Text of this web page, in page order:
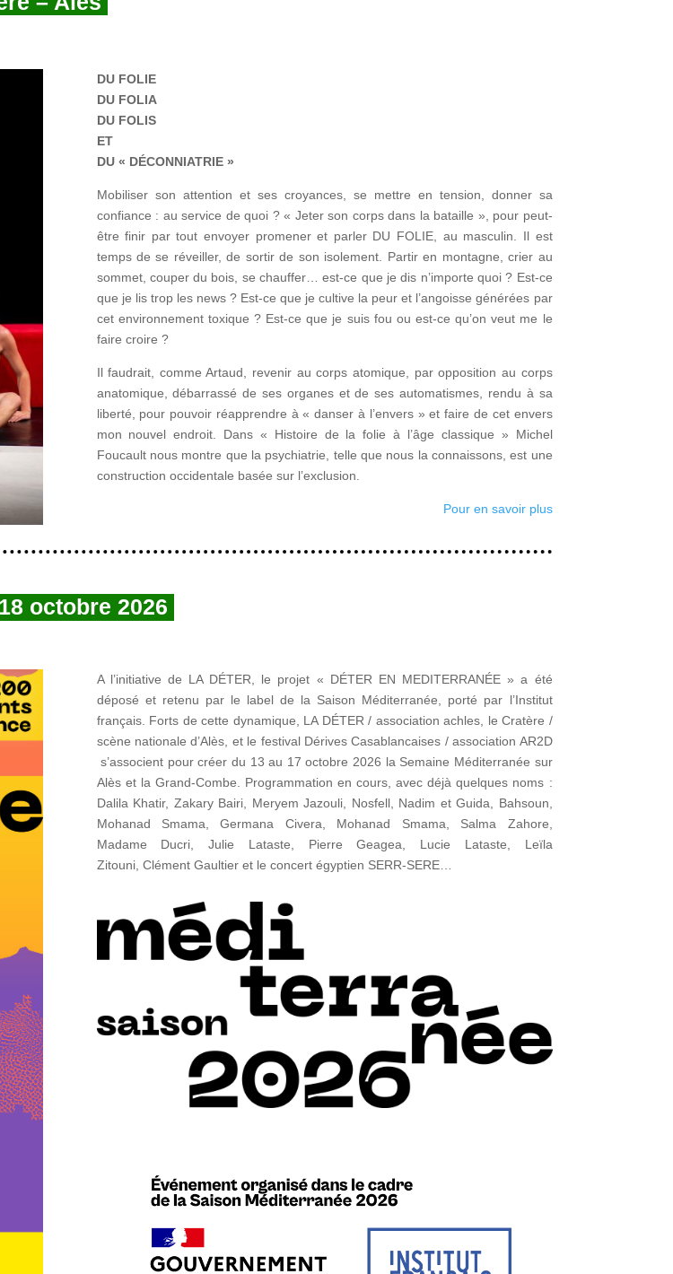
DU FOLIE
DU FOLIA
DU FOLIS
ET
DU « DÉCONNIATRIE »
Mobiliser son attention et ses croyances, se mettre en tension, donner sa
confiance : au service de quoi ? « Jeter son corps dans la bataille », pour peut-
être finir par tout envoyer promener et parler DU FOLIE, au masculin. Il est
temps de se réveiller, de sortir de son isolement. Partir en montagne, crier au
sommet, couper du bois, se chauffer… est-ce que je dis n’importe quoi ? Est-ce
que je lis trop les news ? Est-ce que je cultive la peur et l’angoisse générées par
cet environnement toxique ? Est-ce que je suis fou ou est-ce qu’on veut me le
faire croire ?
Il faudrait, comme Artaud, revenir au corps atomique, par opposition au corps
anatomique, débarrassé de ses organes et de ses automatismes, rendu à sa
liberté, pour pouvoir réapprendre à « danser à l’envers » et faire de cet envers
mon nouvel endroit. Dans « Histoire de la folie à l’âge classique » Michel
Foucault nous montre que la psychiatrie, telle que nous la connaissons, est une
construction occidentale basée sur l’exclusion.
Pour en savoir plus
octobre 2026
A l’initiative de LA DÉTER, le projet « DÉTER EN MEDITERRANÉE » a été
déposé et retenu par le label de la Saison Méditerranée, porté par l’Institut
français. Forts de cette dynamique, LA DÉTER / association achles, le Cratère /
scène nationale d’Alès, et le festival Dérives Casablancaises / association AR2D
s’associent pour créer du 13 au 17 octobre 2026 la Semaine Méditerranée sur
Alès et la Grand-Combe. Programmation en cours, avec déjà quelques noms :
Dalila Khatir, Zakary Bairi, Meryem Jazouli, Nosfell, Nadim et Guida, Bahsoun,
Mohanad Smama, Germana Civera, Mohanad Smama, Salma Zahore,
Madame Ducri, Julie Lataste, Pierre Geagea, Lucie Lataste, Leïla
Zitouni, Clément Gaultier et le concert égyptien SERR-SERE…